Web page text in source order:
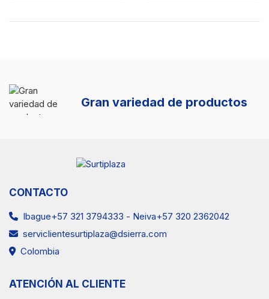
Gran variedad de productos
CONTACTO
Ibague+57 321 3794333 - Neiva+57 320 2362042
serviclientesurtiplaza@dsierra.com
Colombia
ATENCIÓN AL CLIENTE